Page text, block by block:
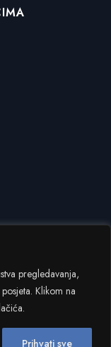
pregledavanja,
Klikom na
Prihvati sve